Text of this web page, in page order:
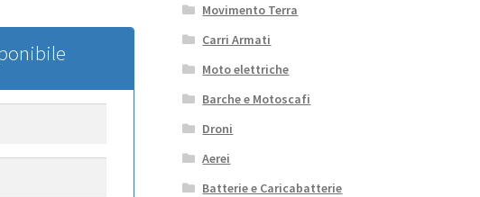
Movimento Terra
Carri Armati
Moto elettriche
Barche e Motoscafi
Droni
Aerei
Batterie e Caricabatterie